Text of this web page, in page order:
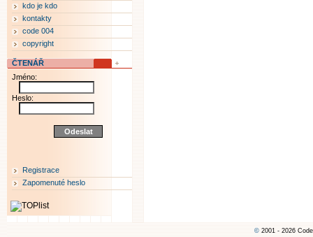
kdo je kdo
kontakty
code 004
copyright
ČTENÁŘ
Jméno:
Heslo:
Registrace
Zapomenuté heslo
© 2001 - 2026